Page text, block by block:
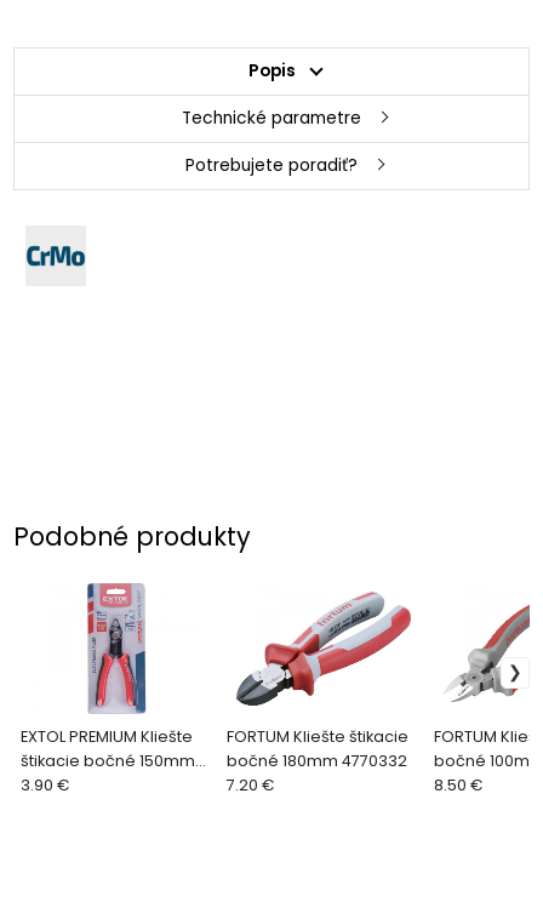
Popis
Technické parametre
Potrebujete poradiť?
Podobné produkty
EXTOL PREMIUM Kliešte
štikacie bočné 150mm
8831111
3.90 €
FORTUM Kliešte štikacie
bočné 180mm 4770332
7.20 €
FORTUM
bočné
8.50 €